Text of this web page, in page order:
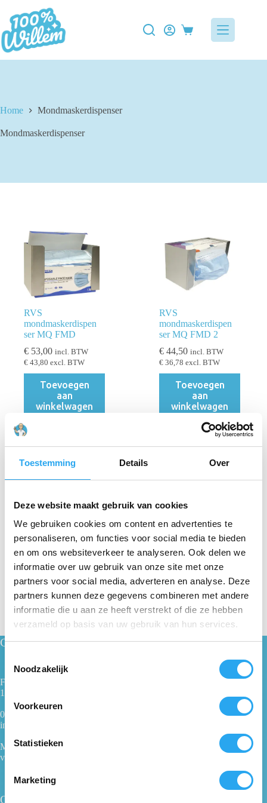
Toestemming Details Over
Deze website maakt gebruik van cookies
We gebruiken cookies om content en advertenties te
personaliseren, om functies voor social media te bieden
en om ons websiteverkeer te analyseren. Ook delen we
informatie over uw gebruik van onze site met onze
partners voor social media, adverteren en analyse. Deze
partners kunnen deze gegevens combineren met andere
informatie die u aan ze heeft verstrekt of die ze hebben
verzameld op basis van uw gebruik van hun services.
t
e
m
Noodzakelijk
Voorkeuren
Statistieken
Marketing
naar
inhoud
Winkelwagen
Home Mondmaskerdispenser
Mondmaskerdispenser
RVS
mondmaskerdispen
ser MQ FMD
€ 53,00 incl. BTW
€ 43,80 excl. BTW
Toevoegen
aan
winkelwagen
RVS
mondmaskerdispen
ser MQ FMD 2
€ 44,50 incl. BTW
€ 36,78 excl. BTW
Toevoegen
aan
winkelwagen
Prijs: € 36—€ 44
Contact
Fabrieksweg 1
1271 AK Huizen
035 - 62 28 500
info@100procentwillem.nl
Maandag t/m vrijdag
van 08:00 tot 16:00 uur
Ons bedrijf